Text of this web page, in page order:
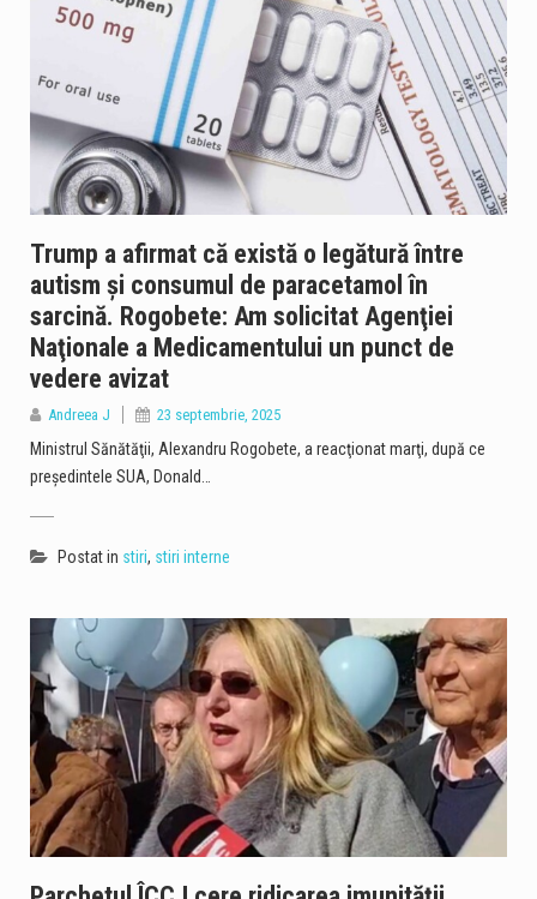
Trump a afirmat că există o legătură între
autism şi consumul de paracetamol în
sarcină. Rogobete: Am solicitat Agenţiei
Naţionale a Medicamentului un punct de
vedere avizat
Andreea J 23 septembrie, 2025
Ministrul Sănătăţii, Alexandru Rogobete, a reacţionat marţi, după ce
preşedintele SUA, Donald…
Postat in stiri, stiri interne